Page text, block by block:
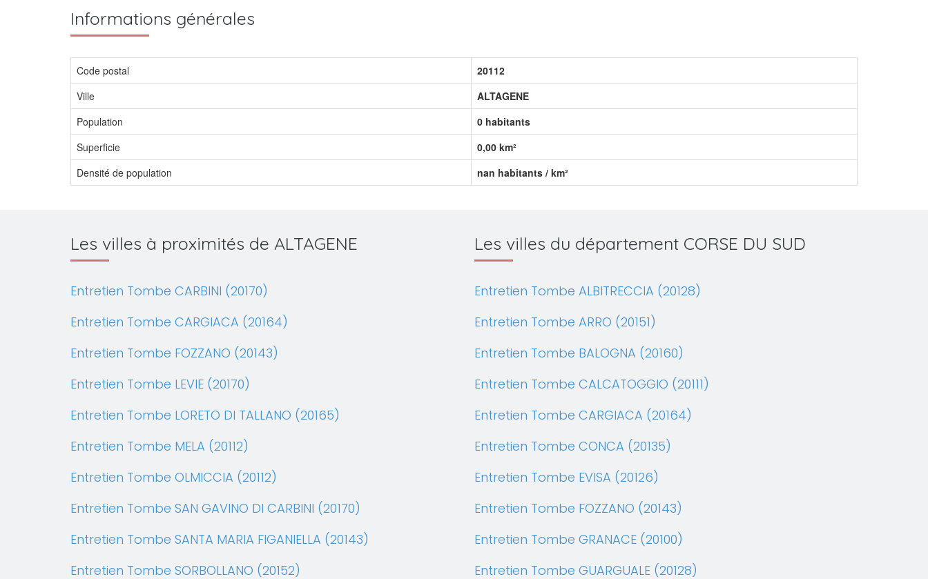
Informations générales
Code postal
20112
Ville
ALTAGENE
Population
0 habitants
Superficie
0,00 km²
Densité de population
nan habitants / km²
Les villes à proximités de ALTAGENE
Entretien Tombe CARBINI (20170)
Entretien Tombe CARGIACA (20164)
Entretien Tombe FOZZANO (20143)
Entretien Tombe LEVIE (20170)
Entretien Tombe LORETO DI TALLANO (20165)
Entretien Tombe MELA (20112)
Entretien Tombe OLMICCIA (20112)
Entretien Tombe SAN GAVINO DI CARBINI (20170)
Entretien Tombe SANTA MARIA FIGANIELLA (20143)
Entretien Tombe SORBOLLANO (20152)
Les villes du département CORSE DU SUD
Entretien Tombe ALBITRECCIA (20128)
Entretien Tombe ARRO (20151)
Entretien Tombe BALOGNA (20160)
Entretien Tombe CALCATOGGIO (20111)
Entretien Tombe CARGIACA (20164)
Entretien Tombe CONCA (20135)
Entretien Tombe EVISA (20126)
Entretien Tombe FOZZANO (20143)
Entretien Tombe GRANACE (20100)
Entretien Tombe GUARGUALE (20128)